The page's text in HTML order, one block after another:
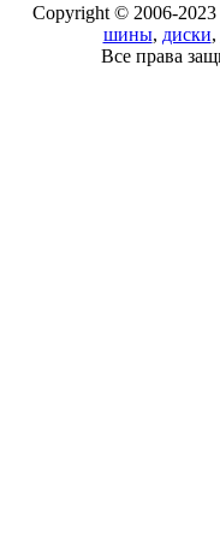
Copyright © 2006-
шины, диски,
Все права